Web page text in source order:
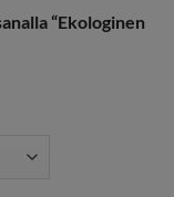
“Ekologinen